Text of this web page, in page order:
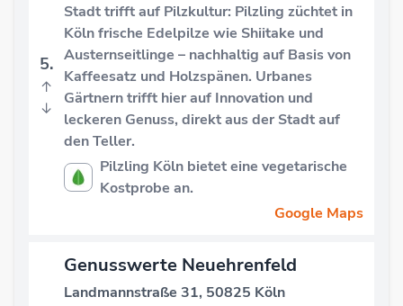
5.
↑
↓
Stadt trifft auf Pilzkultur: Pilzling züchtet in
Köln frische Edelpilze wie Shiitake und
Austernseitlinge – nachhaltig auf Basis von
Kaffeesatz und Holzspänen. Urbanes
Gärtnern trifft hier auf Innovation und
leckeren Genuss, direkt aus der Stadt auf
den Teller.
Pilzling Köln bietet eine vegetarische
Kostprobe an.
Google Maps
Genusswerte Neuehrenfeld
Landmannstraße 31, 50825 Köln